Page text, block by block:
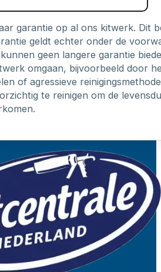
garantie op al ons kitwerk. Dit
geldt echter onder de
geen langere garantie
omgaan, bijvoorbeeld door
of agressieve
te reinigen om de